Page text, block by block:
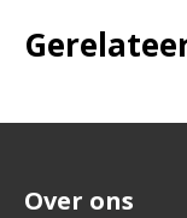
Over ons